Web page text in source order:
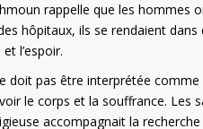
rappelle que les
hôpitaux, ils se rendaient
l’espoir.
doit pas être interprétée
le corps et la souffrance. Les
accompagnait la